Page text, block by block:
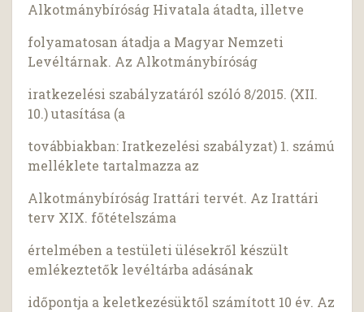
Alkotmánybíróság Hivatala átadta, illetve
folyamatosan átadja a Magyar Nemzeti
Levéltárnak. Az Alkotmánybíróság
iratkezelési szabályzatáról szóló 8/2015. (XII.
10.) utasítása (a
továbbiakban: Iratkezelési szabályzat) 1. számú
melléklete tartalmazza az
Alkotmánybíróság Irattári tervét. Az Irattári
terv XIX. főtételszáma
értelmében a testületi ülésekről készült
emlékeztetők levéltárba adásának
időpontja a keletkezésüktől számított 10 év. Az